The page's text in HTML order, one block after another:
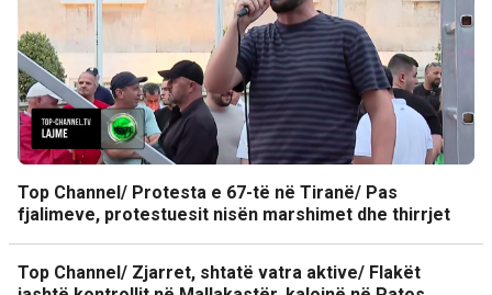
Top Channel/ Protesta e 67-të në Tiranë/ Pas
fjalimeve, protestuesit nisën marshimet dhe thirrjet
Top Channel/ Zjarret, shtatë vatra aktive/ Flakët